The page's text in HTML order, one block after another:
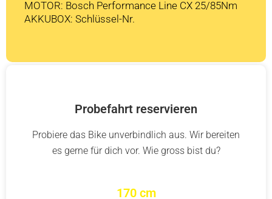
MOTOR: Bosch Performance Line CX 25/85Nm
AKKUBOX: Schlüssel-Nr.
Probefahrt reservieren
Probiere das Bike unverbindlich aus. Wir bereiten
es gerne für dich vor. Wie gross bist du?
170 cm